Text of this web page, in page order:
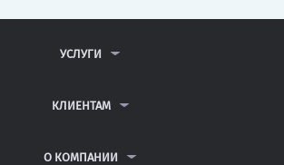
УСЛУГИ
ДИПЛОМНЫЕ РАБОТЫ
РЕФЕРАТЫ
КЛИЕНТАМ
ВОПРОСЫ И ОТВЕТЫ
О КОМПАНИИ